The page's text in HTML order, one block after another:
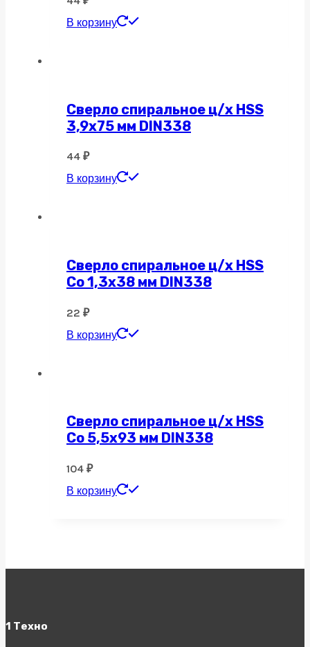
В корзину
Сверло спиральное ц/х HSS
3,9х75 мм DIN338
44 ₽
В корзину
Сверло спиральное ц/х HSS
Co 1,3х38 мм DIN338
22 ₽
В корзину
Сверло спиральное ц/х HSS
Co 5,5х93 мм DIN338
104 ₽
В корзину
1 Техно